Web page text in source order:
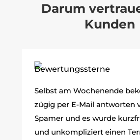
Darum
Kunden
Selbst am Wochenende
zügig per E-Mail antworten
Spamer und es wurde
und unkompliziert einen